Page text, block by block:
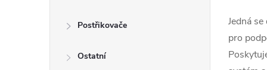
Postřikovače
Ostatní
Jedná
pro